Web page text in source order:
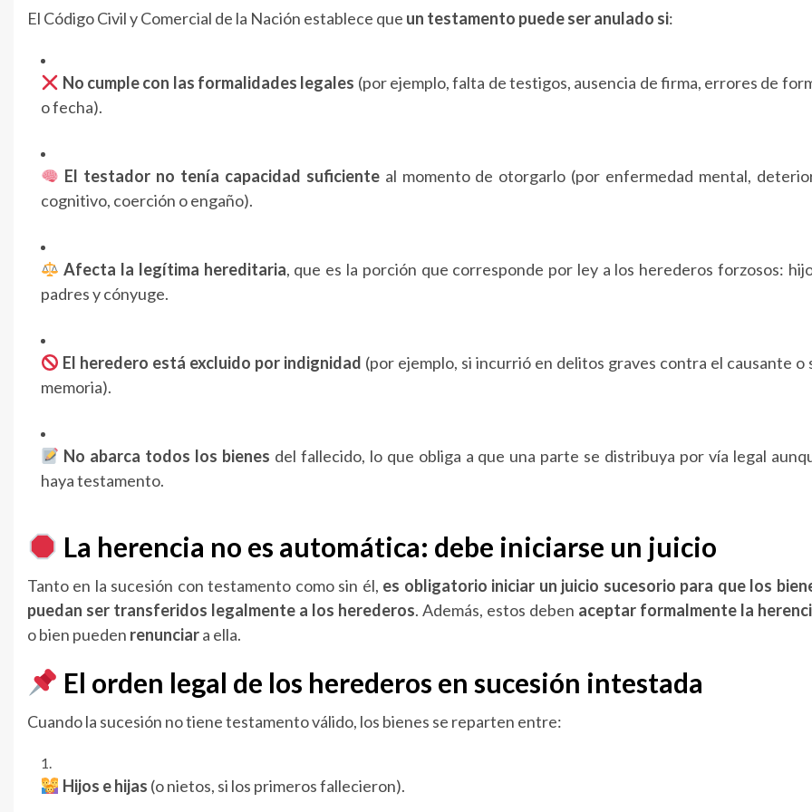
El Código Civil y Comercial de la Nación establece que un testamento puede ser anulado si:
No cumple con las formalidades legales (por ejemplo, falta de testigos, ausencia de firma, errores de
o fecha).
El testador no tenía capacidad suficienteal momento de otorgarlo (por enfermedad mental,
cognitivo, coerción o engaño).
Afecta la legítima hereditaria, que es la porción que corresponde por ley a los herederos forzosos:
padres y cónyuge.
El heredero está excluido por indignidad (por ejemplo, si incurrió en delitos graves contra el causante o
memoria).
No abarca todos los bienes del fallecido, lo que obliga a que una parte se distribuya por vía legal
haya testamento.
La herencia no es automática: debe iniciarse un juicio
Tanto en la sucesión con testamento como sin él, es obligatorio iniciar un juicio sucesorio para que los
puedan ser transferidos legalmente a los herederos. Además, estos deben aceptar formalmente la
o bien pueden renunciara ella.
El orden legal de los herederos en sucesión intestada
Cuando la sucesión no tiene testamento válido, los bienes se reparten entre:
Hijos e hijas (o nietos, si los primeros fallecieron).